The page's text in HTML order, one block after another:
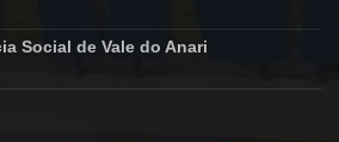
Social de Vale do Anari